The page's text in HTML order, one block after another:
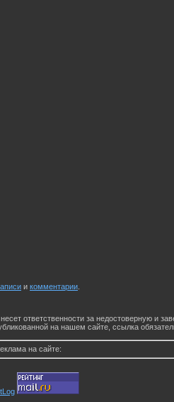
и комментарии
ответственности за недостоверную и
на нашем сайте, ссылка
на сайте: